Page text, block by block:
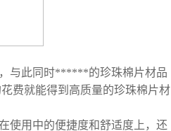
与此同时******的珍珠棉片材品
费就能得到高质量的珍珠棉片材
使用中的便捷度和舒适度上，还